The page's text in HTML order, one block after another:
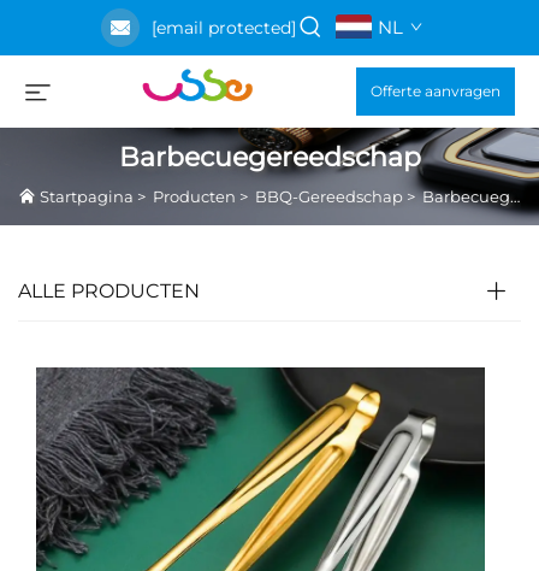
[email protected] NL
Offerte aanvragen
Barbecuegereedschap
Startpagina > Producten > BBQ-Gereedschap >Barbecuegereedschap
ALLE PRODUCTEN